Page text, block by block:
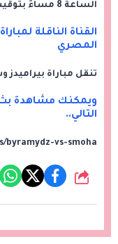
الساعة 8 مساءً بتوقيت مصر والسعودية.
القناة الناقلة
المصري
تنقل مباراة
ويمكنك مشاهدة بث
التالي..
byramydz-vs-smoha/
شارك